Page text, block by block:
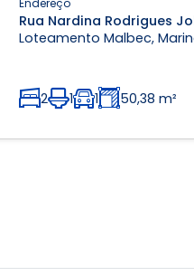
Rua Nardina Rodrigues
Loteamento Malbec,
2 1 1 50,38 m²